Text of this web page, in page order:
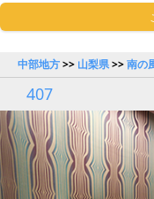
中部地方>> 山梨県>>南の
407